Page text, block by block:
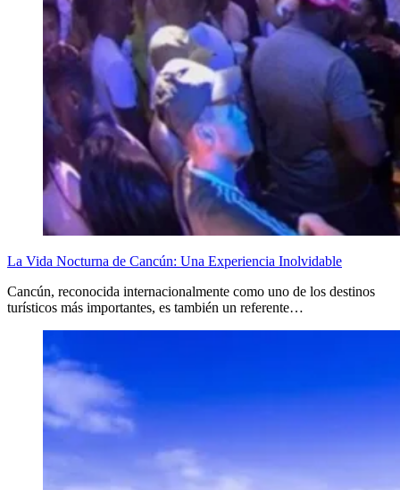
La Vida Nocturna de Cancún: Una Experiencia Inolvidable
Cancún, reconocida internacionalmente como uno de los destinos
turísticos más importantes, es también un referente…